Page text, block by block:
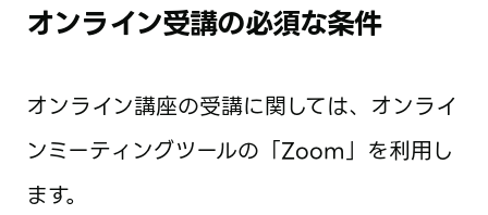
オンライン受講の必須な条件
オンライン講座の受講に関しては、オンライ
ンミーティングツールの「Zoom」を利用し
ます。